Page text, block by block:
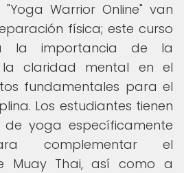
Warrior Online" van
física; este curso
la importancia de la
claridad mental en el
fundamentales para el
Los estudiantes tienen
yoga específicamente
complementar el
Muay Thai, así como a